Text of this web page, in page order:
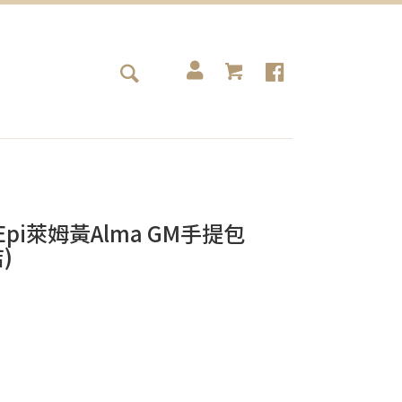
萊姆黃Alma GM手提包